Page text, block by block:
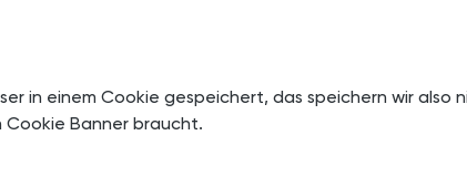
in einem Cookie gespeichert, das speichern wir also
Cookie Banner braucht.